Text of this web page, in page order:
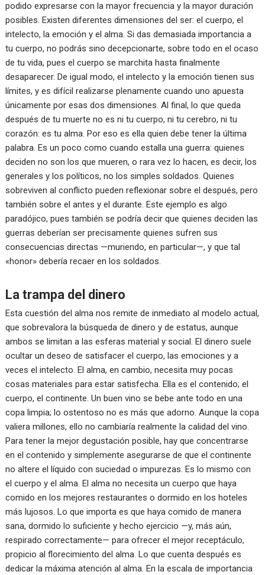
podido expresarse con la mayor frecuencia y la mayor duración
posibles. Existen diferentes dimensiones del ser: el cuerpo, el
intelecto, la emoción y el alma. Si das demasiada importancia a
tu cuerpo, no podrás sino decepcionarte, sobre todo en el ocaso
de tu vida, pues el cuerpo se marchita hasta finalmente
desaparecer. De igual modo, el intelecto y la emoción tienen sus
límites, y es difícil realizarse plenamente cuando uno apuesta
únicamente por esas dos dimensiones. Al final, lo que queda
después de tu muerte no es ni tu cuerpo, ni tu cerebro, ni tu
corazón: es tu alma. Por eso es ella quien debe tener la última
palabra. Es un poco como cuando estalla una guerra: quienes
deciden no son los que mueren, o rara vez lo hacen, es decir, los
generales y los políticos, no los simples soldados. Quienes
sobreviven al conflicto pueden reflexionar sobre el después, pero
también sobre el antes y el durante. Este ejemplo es algo
paradójico, pues también se podría decir que quienes deciden las
guerras deberían ser precisamente quienes sufren sus
consecuencias directas —muriendo, en particular—, y que tal
«honor» debería recaer en los soldados.
La trampa del dinero
Esta cuestión del alma nos remite de inmediato al modelo actual,
que sobrevalora la búsqueda de dinero y de estatus, aunque
ambos se limitan a las esferas material y social. El dinero suele
ocultar un deseo de satisfacer el cuerpo, las emociones y a
veces el intelecto. El alma, en cambio, necesita muy pocas
cosas materiales para estar satisfecha. Ella es el contenido; el
cuerpo, el continente. Un buen vino se bebe ante todo en una
copa limpia; lo ostentoso no es más que adorno. Aunque la copa
valiera millones, ello no cambiaría realmente la calidad del vino.
Para tener la mejor degustación posible, hay que concentrarse
en el contenido y simplemente asegurarse de que el continente
no altere el líquido con suciedad o impurezas. Es lo mismo con
el cuerpo y el alma. El alma no necesita un cuerpo que haya
comido en los mejores restaurantes o dormido en los hoteles
más lujosos. Lo que importa es que haya comido de manera
sana, dormido lo suficiente y hecho ejercicio —y, más aún,
respirado correctamente— para ofrecer el mejor receptáculo,
propicio al florecimiento del alma. Lo que cuenta después es
dedicar la máxima atención al alma. En la escala de importancia